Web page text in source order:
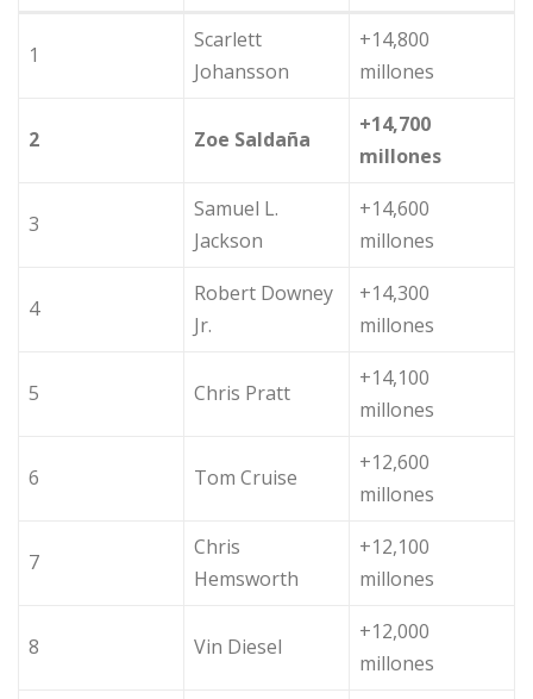
1
Scarlett
Johansson
+14,800
millones
2 Zoe Saldaña
+14,700
millones
3
Samuel L.
Jackson
+14,600
millones
4
Robert Downey
Jr.
+14,300
millones
5 Chris Pratt
+14,100
millones
6 Tom Cruise
+12,600
millones
7
Chris
Hemsworth
+12,100
millones
8 Vin Diesel
+12,000
millones